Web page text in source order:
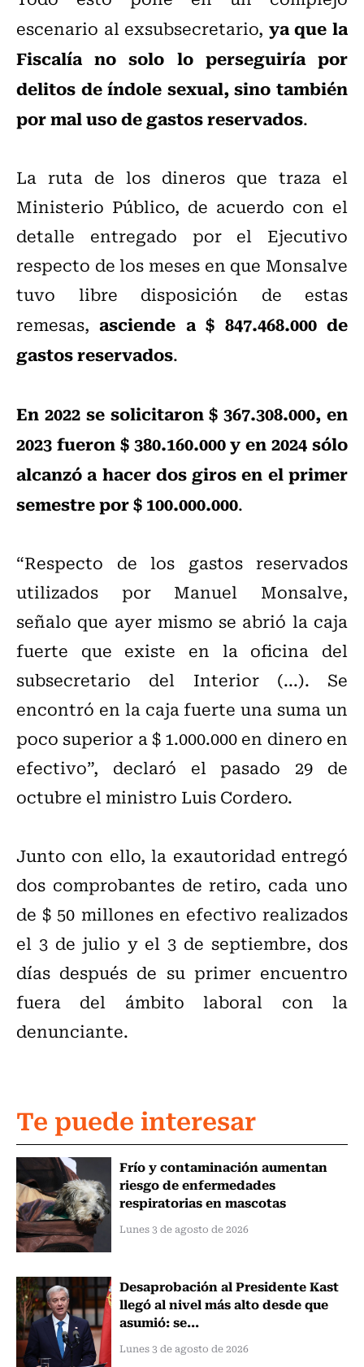
escenario al exsubsecretario, ya que la
Fiscalía no solo lo perseguiría por
delitos de índole sexual, sino también
por mal uso de gastos reservados.
La ruta de los dineros que traza el
Ministerio Público, de acuerdo con el
detalle entregado por el Ejecutivo
respecto de los meses en que Monsalve
tuvo libre disposición de estas
remesas,asciende a $ 847.468.000 de
gastos reservados.
En 2022 se solicitaron $ 367.308.000, en
2023 fueron $ 380.160.000 y en 2024 sólo
alcanzó a hacer dos giros en el primer
semestre por $ 100.000.000.
“Respecto de los gastos reservados
utilizados por Manuel Monsalve,
señalo que ayer mismo se abrió la caja
fuerte que existe en la oficina del
subsecretario del Interior (...). Se
encontró en la caja fuerte una suma un
poco superior a $ 1.000.000 en dinero en
efectivo”, declaró el pasado 29 de
octubre el ministro Luis Cordero.
Junto con ello, la exautoridad entregó
dos comprobantes de retiro, cada uno
de $ 50 millones en efectivo realizados
el 3 de julio y el 3 de septiembre, dos
días después de su primer encuentro
fuera del ámbito laboral con la
denunciante.
Te puede interesar
Frío y contaminación aumentan
riesgo de enfermedades
respiratorias en mascotas
Lunes 3 de agosto de 2026
Desaprobación al Presidente Kast
llegó al nivel más alto desde que
asumió: se...
Lunes 3 de agosto de 2026